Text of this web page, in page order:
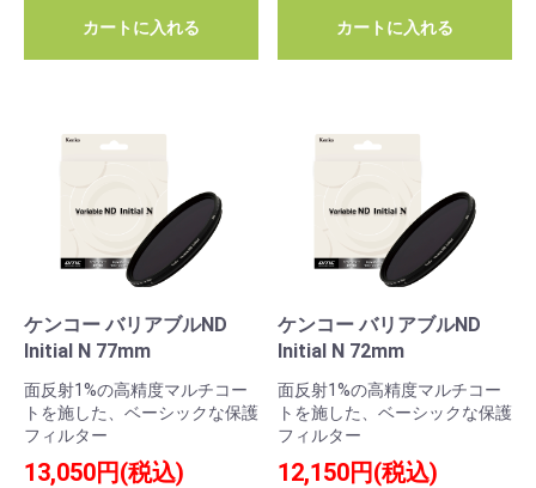
カートに入れる カートに入れる
ケンコー バリアブルND
Initial N 77mm
面反射1%の高精度マルチコー
トを施した、ベーシックな保護
フィルター
13,050円(税込)
ケンコー バリアブルND
Initial N 72mm
面反射1%の高精度マルチコー
トを施した、ベーシックな保護
フィルター
12,150円(税込)